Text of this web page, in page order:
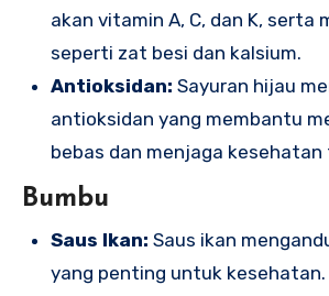
akan vitamin A, C, dan K, serta
seperti zat besi dan kalsium.
Antioksidan: Sayuran hijau
antioksidan yang membantu
bebas dan menjaga kesehatan
Bumbu
Saus Ikan: Saus ikan
yang penting untuk kesehatan.